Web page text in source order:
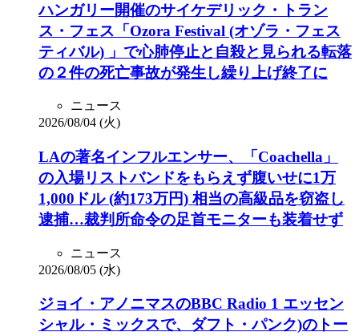
ハンガリー開催のサイケデリック・トラン
ス・フェス「Ozora Festival (オゾラ・フェス
ティバル) 」で心肺停止と自殺と見られる転落
の２件の死亡事故が発生し繰り上げ終了に
ニュース
2026/08/04 (火)
LAの著名インフルエンサー、「Coachella」
の入場リストバンドをもらえず腹いせに1万
1,000ドル (約173万円) 相当の高級品を窃盗し
逮捕…裁判所命令の足首モニターも装着せず
ニュース
2026/08/05 (水)
ジョイ・アノニマスのBBC Radio 1 エッセン
シャル・ミックスで、ダフト・パンク)のトー